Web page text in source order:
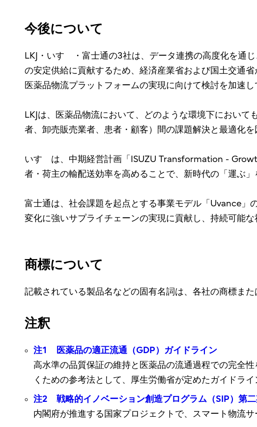
今後について
LKJ・いすゞ・富士通の3社は、データ連携の高度化を通
の安定供給に貢献するため、経済産業省および国土交通
医薬品物流プラットフォームの実現に向けて検討を加速し
LKJは、医薬品物流において、どのような環境下におい
者、卸売販売業者、患者・顧客）間の課題解決と最適化
いすゞは、中期経営計画「ISUZU Transformation -
者・荷主の輸配送効率を高めることで、新時代の「運ぶ
富士通は、社会課題を起点とする事業モデル「Uvance」
変化に強いサプライチェーンの実現に貢献し、持続可能
商標について
記載されている製品名などの固有名詞は、各社の商標また
注釈
注1 医薬品の適正流通（GDP）ガイドライン
高水準の品質保証の維持と医薬品の流通過程での完全
くための参考法として、厚生労働省が定めたガイドラ
注2 戦略的イノベーション創造プログラム（SIP）第
内閣府が推進する国家プロジェクトで、スマート物流